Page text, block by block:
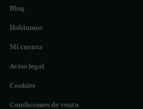
Blog
Hablamos
Mi cuenta
Aviso legal
Cookies
Condiciones de venta